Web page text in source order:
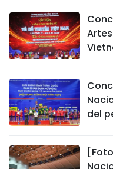
del